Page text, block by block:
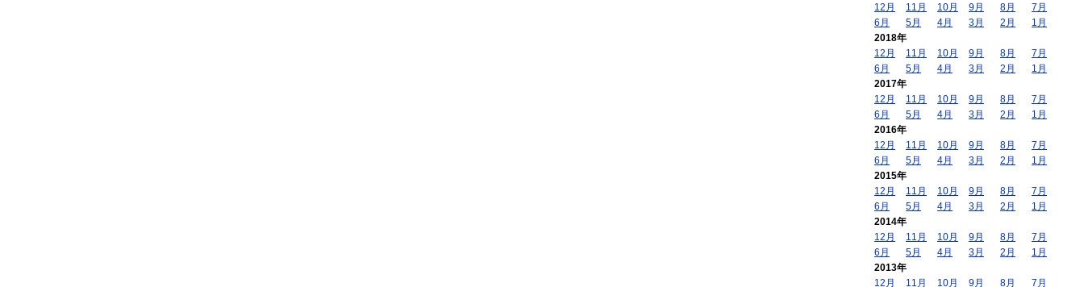
12月
11月 10月 9月 8月
7月
6月
5月 4月 3月 2月
1月
2018年
12月
11月 10月 9月 8月
7月
6月
5月 4月 3月 2月
1月
2017年
12月
11月 10月 9月 8月
7月
6月
5月 4月 3月 2月
1月
2016年
12月
11月 10月 9月 8月
7月
6月
5月 4月 3月 2月
1月
2015年
12月
11月 10月 9月 8月
7月
6月
5月 4月 3月 2月
1月
2014年
12月
11月 10月 9月 8月
7月
6月
5月 4月 3月 2月
1月
2013年
12月
11月 10月 9月 8月 7月